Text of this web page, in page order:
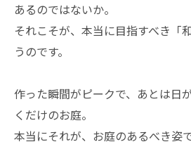
あるのではないか。
それこそが、本当に目指すべき「
うのです。
作った瞬間がピークで、あとは日
くだけのお庭。
本当にそれが、お庭のあるべき姿